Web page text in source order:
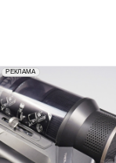
erid: 2VfnxxmNzs5
РЕКЛАМА